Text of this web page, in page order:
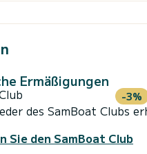
Ermäßigungen
-3%
des SamBoat Clubs
Sie den SamBoat Club